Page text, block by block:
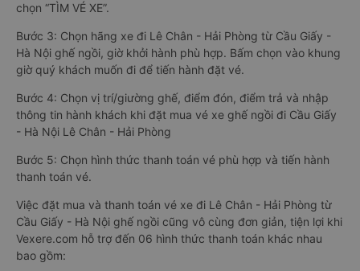
chọn “TÌM VÉ XE”.
Bước 3: Chọn hãng xe đi Lê Chân - Hải Phòng từ Cầu Giấy -
Hà Nội ghế ngồi, giờ khởi hành phù hợp. Bấm chọn vào khung
giờ quý khách muốn đi để tiến hành đặt vé.
Bước 4: Chọn vị trí/giường ghế, điểm đón, điểm trả và nhập
thông tin hành khách khi đặt mua vé xe ghế ngồi đi Cầu Giấy
- Hà Nội Lê Chân - Hải Phòng
Bước 5: Chọn hình thức thanh toán vé phù hợp và tiến hành
thanh toán vé.
Việc đặt mua và thanh toán vé xe đi Lê Chân - Hải Phòng từ
Cầu Giấy - Hà Nội ghế ngồi cũng vô cùng đơn giản, tiện lợi khi
Vexere.com hỗ trợ đến 06 hình thức thanh toán khác nhau
bao gồm: